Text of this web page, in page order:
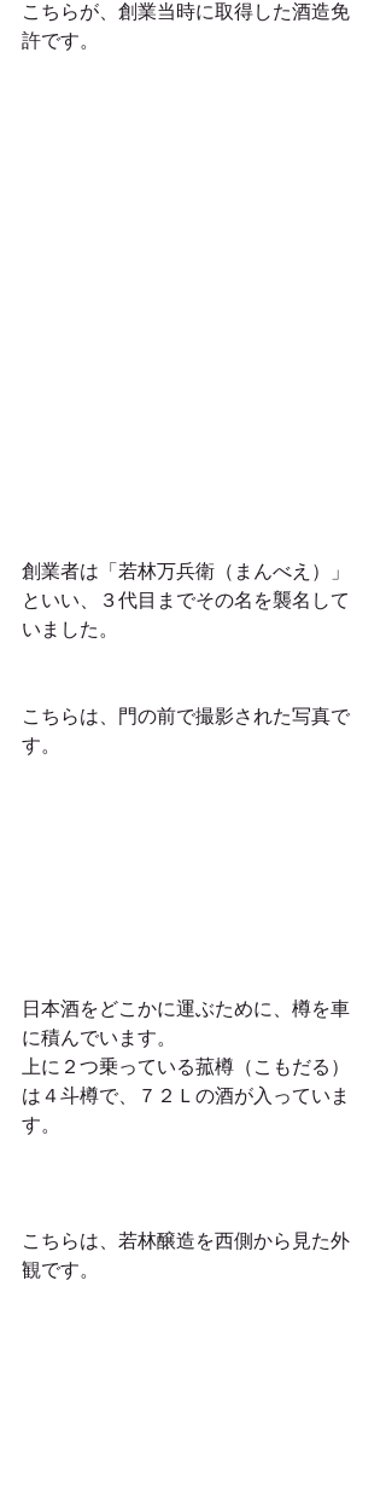
こちらが、創業当時に取得した酒造免
許です。
創業者は「若林万兵衛（まんべえ）」
といい、３代目までその名を襲名して
いました。
こちらは、門の前で撮影された写真で
す。
日本酒をどこかに運ぶために、樽を車
に積んでいます。
上に２つ乗っている菰樽（こもだる）
は４斗樽で、７２Ｌの酒が入っていま
す。
こちらは、若林醸造を西側から見た外
観です。